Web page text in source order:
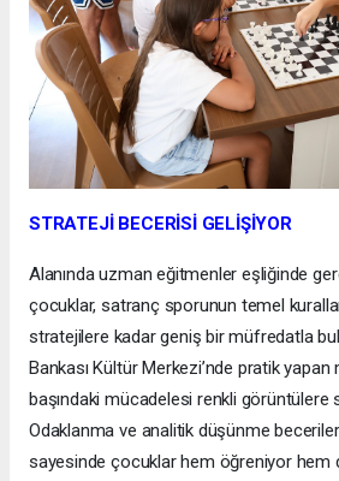
STRATEJİ BECERİSİ GELİŞİYOR
Alanında uzman eğitmenler eşliğinde
çocuklar, satranç sporunun temel
stratejilere kadar geniş bir müfredatla
Bankası Kültür Merkezi’nde pratik
başındaki mücadelesi renkli görüntülere
Odaklanma ve analitik düşünme
sayesinde çocuklar hem öğreniyor hem